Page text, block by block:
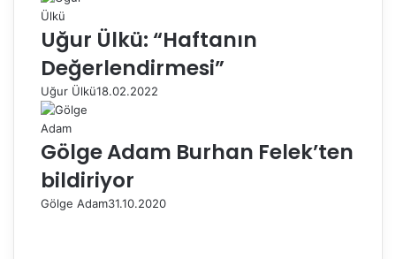
Uğur Ülkü: “Haftanın
Değerlendirmesi”
Uğur Ülkü18.02.2022
Gölge Adam Burhan Felek’ten
bildiriyor
Gölge Adam31.10.2020